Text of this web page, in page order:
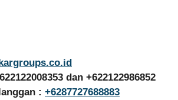
dan +622122986852
: +6287727688883